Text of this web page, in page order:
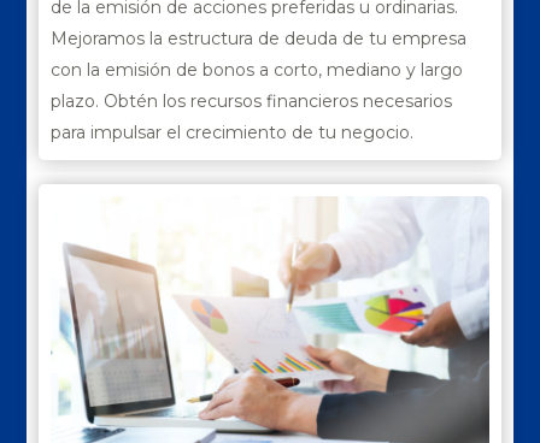
de la emisión de acciones preferidas u ordinarias.
Mejoramos la estructura de deuda de tu empresa
con la emisión de bonos a corto, mediano y largo
plazo. Obtén los recursos financieros necesarios
para impulsar el crecimiento de tu negocio.